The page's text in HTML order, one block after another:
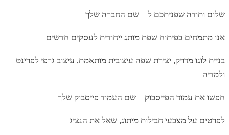
שלום ותודה שפניתכם ל – שם החברה שלך
אנו מתמחים בפיתוח שפת מותג ייחודית לעסקים חדשים
בניית לוגו מדויק, יצירת שפה עיצובית מותאמת, עיצוב גרפי לפרינט
ולמדיה
חפשו את עמוד הפייסבוק – שם העמוד פייסבוק שלך
לפרטים על מצבעי חבילות מיתוג, שאל את הנציג